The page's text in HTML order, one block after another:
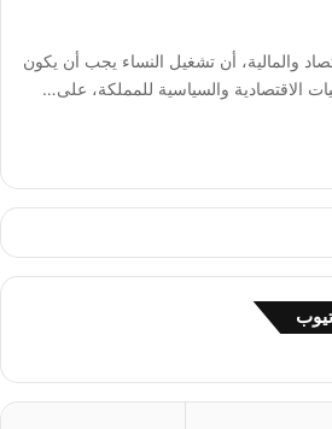
والمالية، أن تشغيل النساء يجب أن يكون
الاقتصادية والسياسية للمملكة، على…